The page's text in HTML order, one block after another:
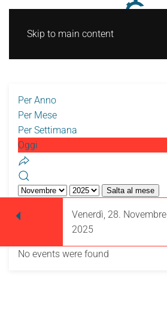
Skip to main content
Per Anno
Per Mese
Per Settimana
Oggi
Salta al mese
Venerdì, 28. Novembre
2025
No events were found